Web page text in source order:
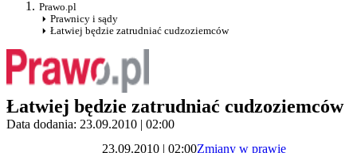
Prawo.pl
Prawnicy i sądy
Łatwiej będzie zatrudniać cudzoziemców
Łatwiej będzie zatrudniać cudzoziemców
Data dodania: 23.09.2010 | 02:00
23.09.2010 | 02:00Zmiany w prawie